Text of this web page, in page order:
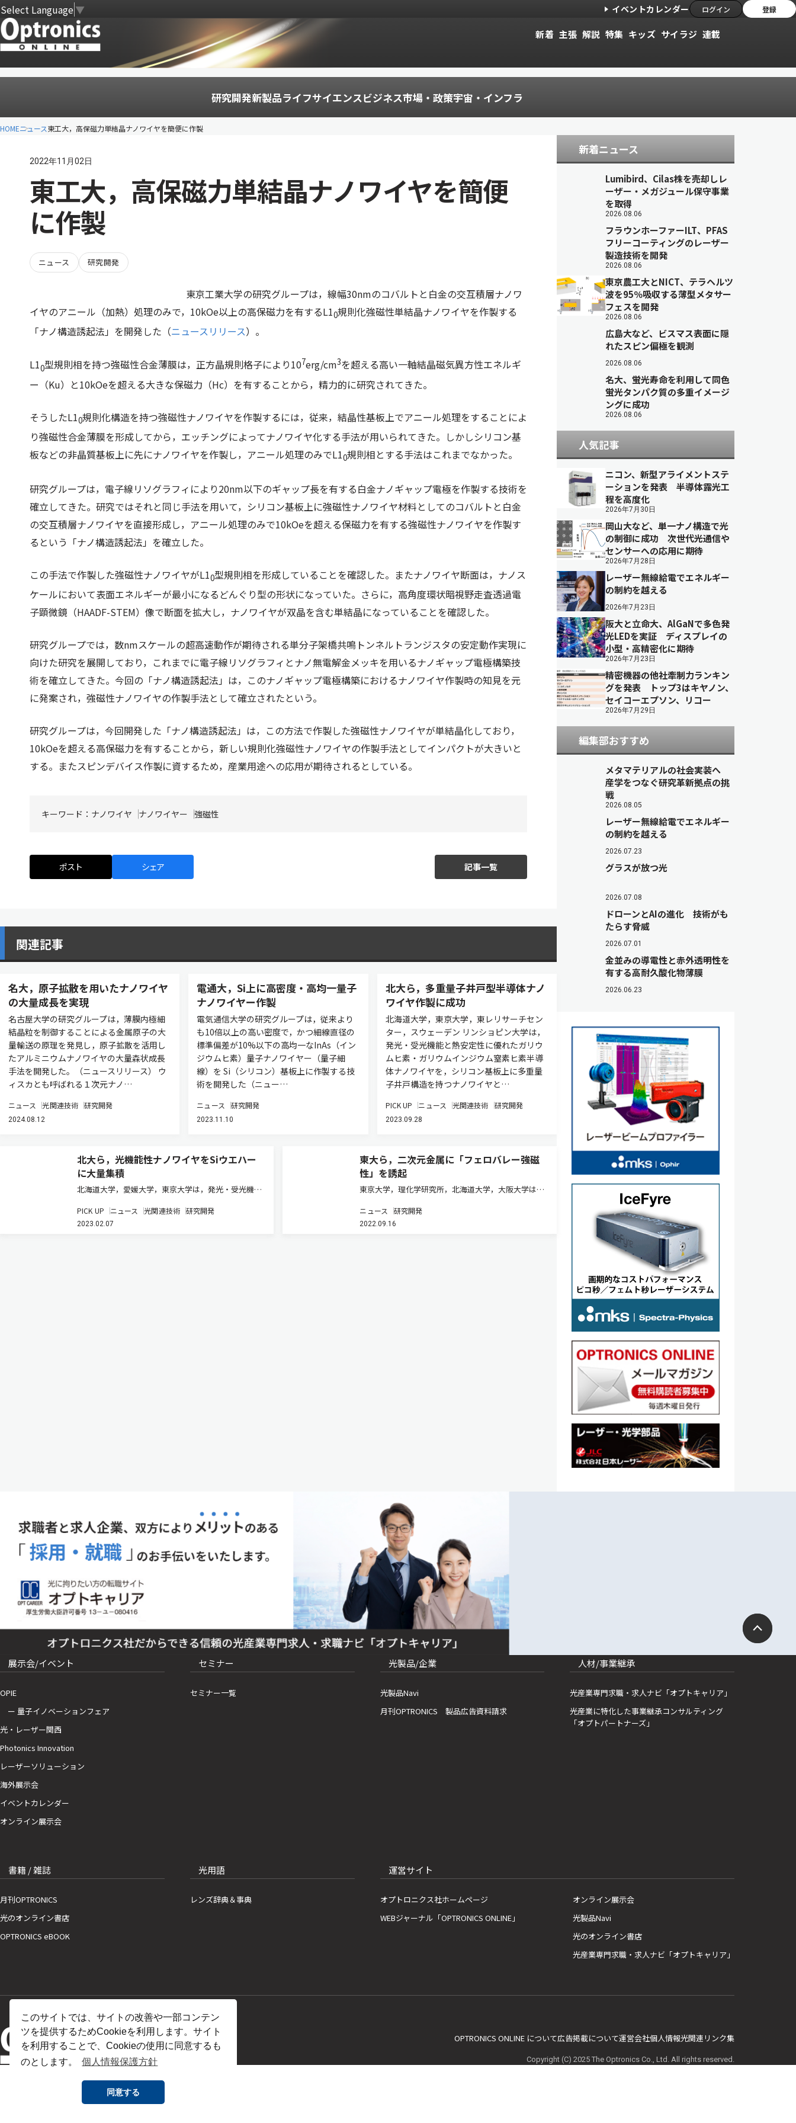
このサイトでは、サイトの改善や一部コンテン
ツを提供するためCookieを利用します。サイト
を利用することで、Cookieの使用に同意するも
のとします。
個人情報保護方針
同意する
Select Language▼ イベントカレンダー ログイン 登録
新着 主張 解説 特集 キッズ サイラジ 連載
研究開発新製品ライフサイエンスビジネス市場・政策宇宙・インフラ
HOMEニュース東工大，高保磁力単結晶ナノワイヤを簡便に作製
2022年11月02日
東工大，高保磁力単結晶ナノワイヤを簡便
に作製
ニュース 研究開発
東京工業大学の研究グループは，線幅30nmのコバルトと白金の交互積層ナノワ
イヤのアニール（加熱）処理のみで，10kOe以上の高保磁力を有するL10規則化強磁性単結晶ナノワイヤを作製する
「ナノ構造誘起法」を開発した（ニュースリリース）。
L10型規則相を持つ強磁性合金薄膜は，正方晶規則格子により107erg/cm3を超える高い一軸結晶磁気異方性エネルギ
ー（Ku）と10kOeを超える大きな保磁力（Hc）を有することから，精力的に研究されてきた。
そうしたL10規則化構造を持つ強磁性ナノワイヤを作製するには，従来，結晶性基板上でアニール処理をすることによ
り強磁性合金薄膜を形成してから，エッチングによってナノワイヤ化する手法が用いられてきた。しかしシリコン基
板などの非晶質基板上に先にナノワイヤを作製し，アニール処理のみでL10規則相とする手法はこれまでなかった。
研究グループは，電子線リソグラフィにより20nm以下のギャップ長を有する白金ナノギャップ電極を作製する技術を
確立してきた。研究ではそれと同じ手法を用いて，シリコン基板上に強磁性ナノワイヤ材料としてのコバルトと白金
の交互積層ナノワイヤを直接形成し，アニール処理のみで10kOeを超える保磁力を有する強磁性ナノワイヤを作製す
るという「ナノ構造誘起法」を確立した。
この手法で作製した強磁性ナノワイヤがL10型規則相を形成していることを確認した。またナノワイヤ断面は，ナノス
ケールにおいて表面エネルギーが最小になるどんぐり型の形状になっていた。さらに，高角度環状暗視野走査透過電
子顕微鏡（HAADF-STEM）像で断面を拡大し，ナノワイヤが双晶を含む単結晶になっていることを確認した。
研究グループでは，数nmスケールの超高速動作が期待される単分子架橋共鳴トンネルトランジスタの安定動作実現に
向けた研究を展開しており，これまでに電子線リソグラフィとナノ無電解金メッキを用いるナノギャップ電極構築技
術を確立してきた。今回の「ナノ構造誘起法」は，このナノギャップ電極構築におけるナノワイヤ作製時の知見を元
に発案され，強磁性ナノワイヤの作製手法として確立されたという。
研究グループは，今回開発した「ナノ構造誘起法」は，この方法で作製した強磁性ナノワイヤが単結晶化しており，
10kOeを超える高保磁力を有することから，新しい規則化強磁性ナノワイヤの作製手法としてインパクトが大きいと
する。またスピンデバイス作製に資するため，産業用途への応用が期待されるとしている。
キーワード： ナノワイヤ ナノワイヤー 強磁性
ポスト シェア 記事一覧
関連記事
名大，原子拡散を用いたナノワイヤ
の大量成長を実現
名古屋大学の研究グループは，薄膜内極細
結晶粒を制御することによる金属原子の大
量輸送の原理を発見し，原子拡散を活用し
たアルミニウムナノワイヤの大量森状成長
手法を開発した。（ニュースリリース） ウ
ィスカとも呼ばれる１次元ナノ…
ニュース 光関連技術 研究開発
2024.08.12
電通大，Si上に高密度・高均一量子
ナノワイヤー作製
電気通信大学の研究グループは，従来より
も10倍以上の高い密度で，かつ細線直径の
標準偏差が10%以下の高均一なInAs（イン
ジウムヒ素）量子ナノワイヤー（量子細
線）を Si（シリコン）基板上に作製する技
術を開発した（ニュー…
ニュース 研究開発
2023.11.10
北大ら，多重量子井戸型半導体ナノ
ワイヤ作製に成功
北海道大学，東京大学，東レリサーチセン
ター，スウェーデン リンショピン大学は，
発光・受光機能と熱安定性に優れたガリウ
ムヒ素・ガリウムインジウム窒素ヒ素半導
体ナノワイヤを，シリコン基板上に多重量
子井戸構造を持つナノワイヤと…
PICK UP ニュース 光関連技術 研究開発
2023.09.28
北大ら，光機能性ナノワイヤをSiウエハー
に大量集積
北海道大学，愛媛大学，東京大学は，発光・受光機能
ウエハー全面に大容量で集積することに成功した（ニ
ュースリリース）。 III-V族化合物半導体とシリコンエ
PICK UP ニュース 光関連技術 研究開発
2023.02.07
東大ら，二次元金属に「フェロバレー強磁
性」を誘起
東京大学，理化学研究所，北海道大学，大阪大学は，
体V5Se8を重ねた磁性ファンデルワールス（vdW）ヘ
テロ構造を作製することに成功し，実験と理論の比較
ニュース 研究開発
2022.09.16
新着ニュース
Lumibird、Cilas株を売却しレ
ーザー・メガジュール保守事業
を取得
2026.08.06
フラウンホーファーILT、PFAS
フリーコーティングのレーザー
製造技術を開発
2026.08.06
東京農工大とNICT、テラヘルツ
波を95％吸収する薄型メタサー
フェスを開発
2026.08.06
広島大など、ビスマス表面に隠
れたスピン偏極を観測
2026.08.06
名大、蛍光寿命を利用して同色
蛍光タンパク質の多重イメージ
ングに成功
2026.08.06
人気記事
ニコン、新型アライメントステ
ーションを発表 半導体露光工
程を高度化
2026年7月30日
岡山大など、単一ナノ構造で光
の制御に成功 次世代光通信や
センサーへの応用に期待
2026年7月28日
レーザー無線給電でエネルギー
の制約を越える
2026年7月23日
阪大と立命大、AlGaNで多色発
光LEDを実証 ディスプレイの
小型・高精密化に期待
2026年7月23日
精密機器の他社牽制力ランキン
グを発表 トップ3はキヤノン、
セイコーエプソン、リコー
2026年7月29日
編集部おすすめ
メタマテリアルの社会実装へ
産学をつなぐ研究革新拠点の挑
戦
2026.08.05
レーザー無線給電でエネルギー
の制約を越える
2026.07.23
グラスが放つ光
2026.07.08
ドローンとAIの進化 技術がも
たらす脅威
2026.07.01
金並みの導電性と赤外透明性を
有する高耐久酸化物薄膜
2026.06.23
展示会/イベント
OPIE
ー 量子イノベーションフェア
光・レーザー関西
Photonics Innovation
レーザーソリューション
海外展示会
イベントカレンダー
オンライン展示会
セミナー
セミナー一覧
光製品/企業
光製品Navi
月刊OPTRONICS 製品広告資料請求
人材/事業継承
光産業専門求職・求人ナビ「オプトキャリア」
光産業に特化した事業継承コンサルティング
「オプトパートナーズ」
書籍 / 雑誌
月刊OPTRONICS
光のオンライン書店
OPTRONICS eBOOK
光用語
レンズ辞典＆事典
運営サイト
オプトロニクス社ホームページ
WEBジャーナル「OPTRONICS ONLINE」
オンライン展示会
光製品Navi
光のオンライン書店
光産業専門求職・求人ナビ「オプトキャリア」
OPTRONICS ONLINE について広告掲載について運営会社個人情報光関連リンク集
Copyright (C) 2025 The Optronics Co., Ltd. All rights reserved.